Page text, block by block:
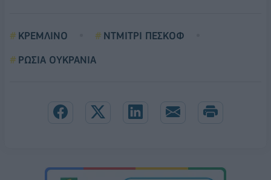
ΚΡΕΜΛΙΝΟ
ΝΤΜΙΤΡΙ ΠΕΣΚΟΦ
ΡΩΣΙΑ ΟΥΚΡΑΝΙΑ